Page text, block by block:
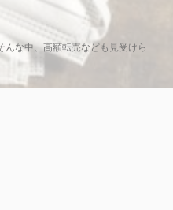
な中、高額転売なども見受けら